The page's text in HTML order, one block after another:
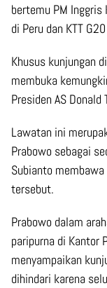
bertemu PM Inggris
di Peru dan KTT
Khusus kunjungan
membuka
Presiden AS Donald
Lawatan ini
Prabowo sebagai
Subianto
tersebut.
Prabowo dalam
paripurna di Kantor
menyampaikan
dihindari karena